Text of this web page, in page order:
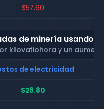
$57.60
de minería usando
kilovatiohora y un
de electricidad
$28.80